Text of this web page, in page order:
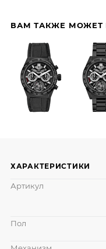
ВАМ ТАКЖЕ МОЖЕТ
ХАРАКТЕРИСТИКИ
Артикул
Пол